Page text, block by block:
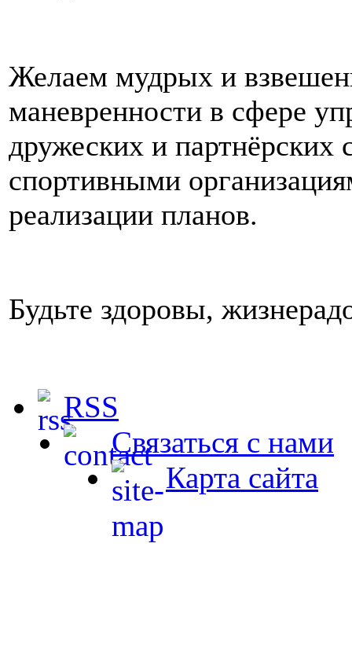
Желаем мудрых и
маневренности в сфере
дружеских и
спортивными
реализации планов.
Будьте здоровы,
RSS
Связаться с нами
Карта сайта